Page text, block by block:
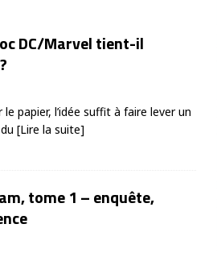
DC/Marvel tient-il
papier, l’idée suffit à faire lever un
[Lire la suite]
tome 1 – enquête,